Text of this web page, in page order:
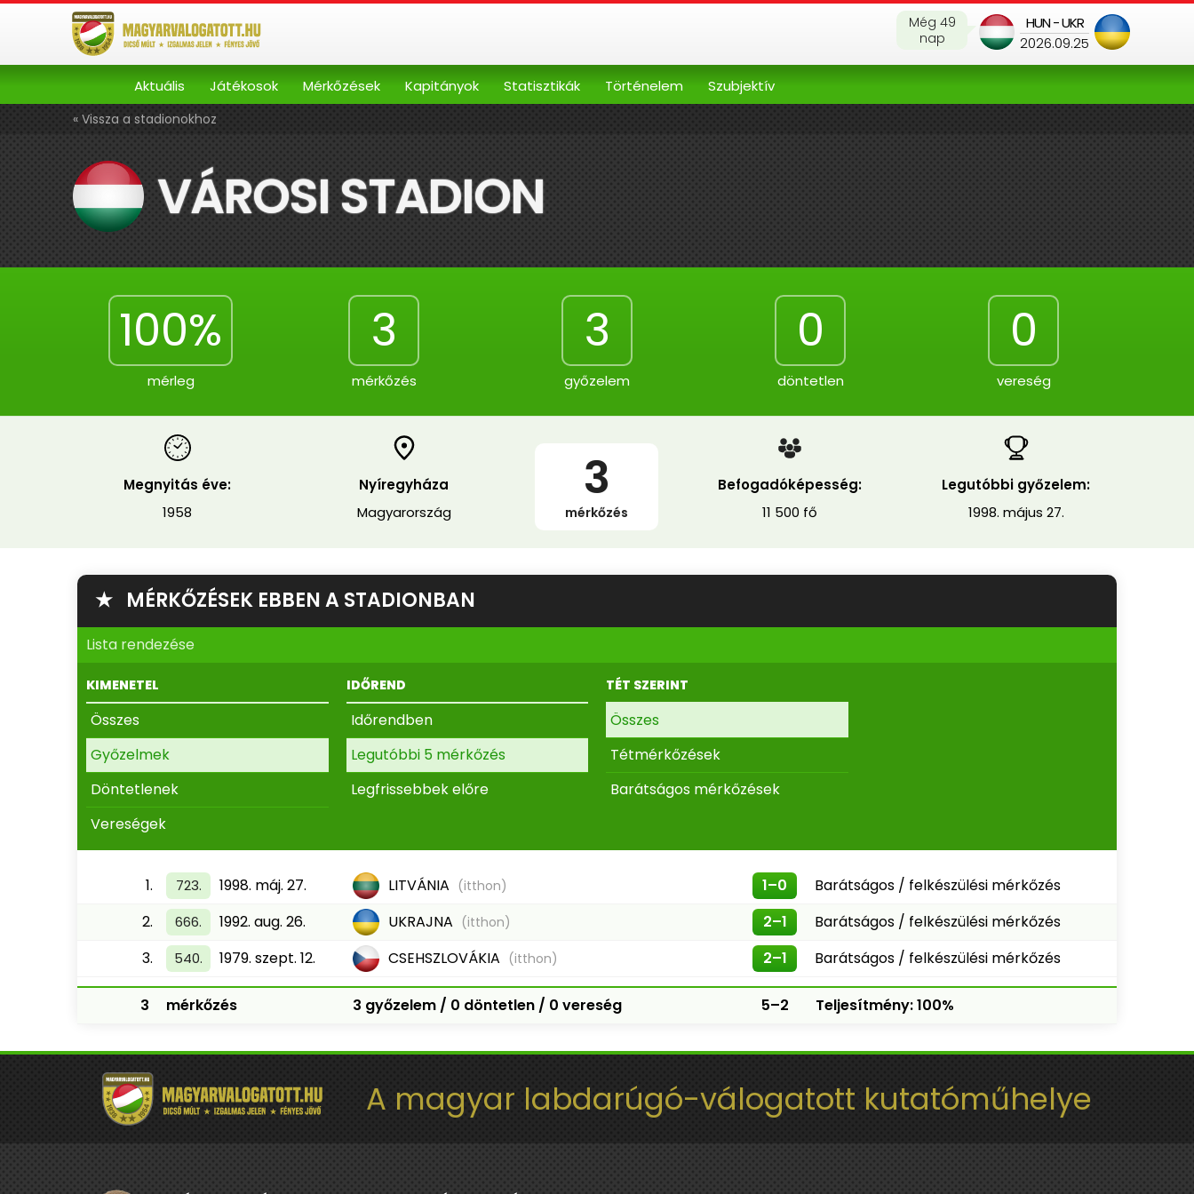
HUN - UKR
2026.09.25
Még 49
nap
Aktuális Játékosok Mérkőzések Kapitányok Statisztikák Történelem Szubjektív
« Vissza a stadionokhoz
VÁROSI STADION
100%
mérleg
3
mérkőzés
3
győzelem
0
döntetlen
0
vereség
Megnyitás éve:
1958
Nyíregyháza
Magyarország
3
mérkőzés
Befogadóképesség:
11 500 fő
Legutóbbi győzelem:
1998. május 27.
★ MÉRKŐZÉSEK EBBEN A STADIONBAN
Lista rendezése
KIMENETEL
Összes
Győzelmek
Döntetlenek
Vereségek
IDŐREND
Időrendben
Legutóbbi 5 mérkőzés
Legfrissebbek előre
TÉT SZERINT
Összes
Tétmérkőzések
Barátságos mérkőzések
1. 723. 1998. máj. 27. LITVÁNIA (itthon) 1–0
Barátságos / felkészülési mérkőzés
2.
666. 1992. aug. 26. UKRAJNA (itthon) 2–1
Barátságos / felkészülési mérkőzés
3.
540. 1979. szept. 12. CSEHSZLOVÁKIA (itthon) 2–1 Barátságos / felkészülési mérkőzés
3 mérkőzés 3 győzelem / 0 döntetlen / 0 vereség 5–2 Teljesítmény: 100%
A magyar labdarúgó-válogatott kutatóműhelye